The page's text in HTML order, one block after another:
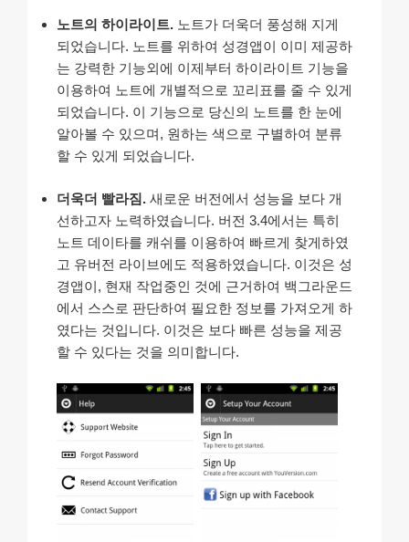
노트의 하이라이트. 노트가 더욱더 풍성해 지게
되었습니다. 노트를 위하여 성경앱이 이미 제공하
는 강력한 기능외에 이제부터 하이라이트 기능을
이용하여 노트에 개별적으로 꼬리표를 줄 수 있게
되었습니다. 이 기능으로 당신의 노트를 한 눈에
알아볼 수 있으며, 원하는 색으로 구별하여 분류
할 수 있게 되었습니다.
더욱더 빨라짐. 새로운 버전에서 성능을 보다 개
선하고자 노력하였습니다. 버전 3.4에서는 특히
노트 데이타를 캐쉬를 이용하여 빠르게 찾게하였
고 유버전 라이브에도 적용하였습니다. 이것은 성
경앱이, 현재 작업중인 것에 근거하여 백그라운드
에서 스스로 판단하여 필요한 정보를 가져오게 하
였다는 것입니다. 이것은 보다 빠른 성능을 제공
할 수 있다는 것을 의미합니다.